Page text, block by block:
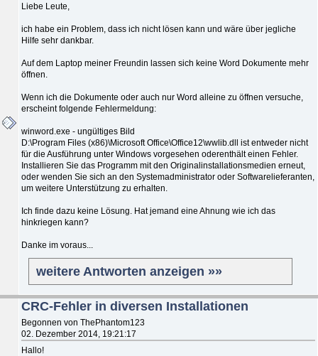
Liebe Leute,
ich habe ein Problem, dass ich nicht lösen kann und wäre über jegliche
Hilfe sehr dankbar.
Auf dem Laptop meiner Freundin lassen sich keine Word Dokumente mehr
öffnen.
Wenn ich die Dokumente oder auch nur Word alleine zu öffnen versuche,
erscheint folgende Fehlermeldung:
winword.exe - ungültiges Bild
D:\Program Files (x86)\Microsoft Office\Office12\wwlib.dll ist entweder nicht
für die Ausführung unter Windows vorgesehen oderenthält einen Fehler.
Installieren Sie das Programm mit den Originalinstallationsmedien erneut,
oder wenden Sie sich an den Systemadministrator oder Softwarelieferanten,
um weitere Unterstützung zu erhalten.
Ich finde dazu keine Lösung. Hat jemand eine Ahnung wie ich das
hinkriegen kann?
Danke im voraus...
weitere Antworten anzeigen »»
CRC-Fehler in diversen Installationen
Begonnen von ThePhantom123
02. Dezember 2014, 19:21:17
Hallo!